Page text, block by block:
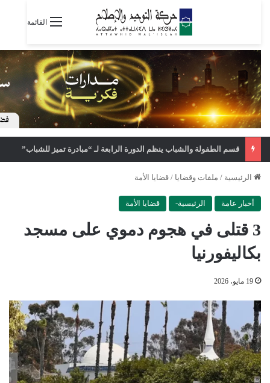
القائمة
قسم الطفولة والشباب ينظم الدورة الرابعة لـ “مبادرة تميز للشباب”
الرئيسية / ملفات وقضايا / قضايا الأمة
أخبار عامة الرئيسية- قضايا الأمة
3 قتلى في هجوم دموي على مسجد
بكاليفورنيا
19 مايو، 2026